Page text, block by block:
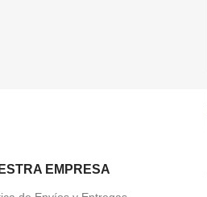
EMPRESA